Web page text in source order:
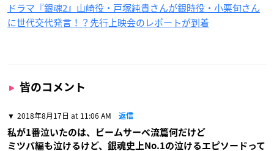
ドラマ『銀魂2』山崎役・戸塚純貴さんが銀時役・小栗旬さん
に世代交代発言！？先行上映会のレポートが到着
皆のコメント
2018年8月17日 at 11:06 AM 返信
私が1番泣いたのは、ビームサーベ流篇何だけど
ミツバ編も泣けるけど、銀魂史上No.1の泣けるエピソードって